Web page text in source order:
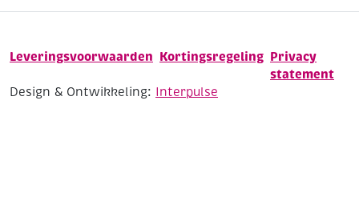
Leveringsvoorwaarden Kortingsregeling Privacy
statement
Design & Ontwikkeling: Interpulse